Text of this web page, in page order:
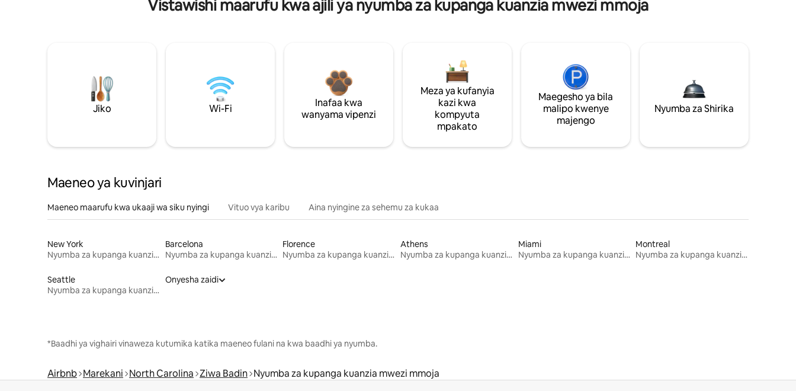
Vistawishi maarufu kwa ajili ya nyumba za kupanga kuanzia mwezi mmoja
Jiko Wi-Fi
Inafaa kwa
wanyama vipenzi
Meza ya kufanyia
kazi kwa
kompyuta
mpakato
Maegesho ya bila
malipo kwenye
majengo
Nyumba za Shirika
Maeneo ya kuvinjari
Maeneo maarufu kwa ukaaji wa siku nyingi Vituo vya karibu Aina nyingine za sehemu za kukaa
New York
Nyumba za kupanga kuanzia mwezi mmoja
Barcelona
Nyumba za kupanga kuanzia mwezi mmoja
Florence
Nyumba za kupanga kuanzia mwezi mmoja
Athens
Nyumba za kupanga kuanzia mwezi mmoja
Miami
Nyumba za kupanga kuanzia mwezi mmoja
Montreal
Nyumba za kupanga kuanzia mwezi mmoja
Seattle
Nyumba za kupanga kuanzia mwezi mmoja
Onyesha zaidi
*Baadhi ya vighairi vinaweza kutumika katika maeneo fulani na kwa baadhi ya nyumba.
Airbnb Marekani North Carolina Ziwa Badin Nyumba za kupanga kuanzia mwezi mmoja